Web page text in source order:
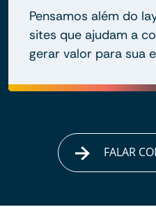
Pensamos além do
sites que ajudam a
gerar valor para sua
FALAR